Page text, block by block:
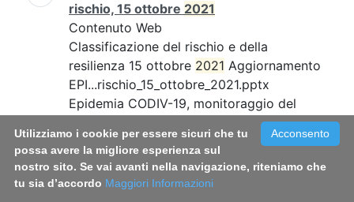
rischio, 15 ottobre 2021
Contenuto Web
Classificazione del rischio e della
resilienza 15 ottobre 2021 Aggiornamento
EPI...rischio_15_ottobre_2021.pptx
Epidemia CODIV-19, monitoraggio del
Epidemia COVID-19, monitoraggio del
rischio, 19 novembre2021
Acconsento
Utilizziamo i cookie per essere sicuri che tu
possa avere la migliore esperienza sul
nostro sito. Se vai avanti nella navigazione, riteniamo che
tu sia d’accordo Maggiori Informazioni